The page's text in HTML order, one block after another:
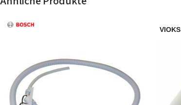
Constructa
Constructa CG4A56U5/60
VIOKS